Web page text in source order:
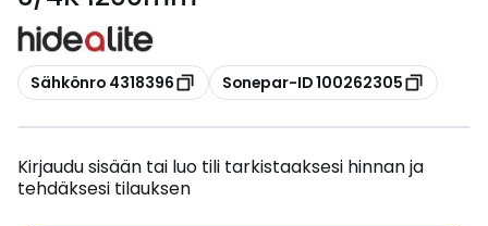
Kopioi
Sähkönro 4318396 Kopioi
Sonepar-ID 100262305
Kirjaudu sisään tai luo tili tarkistaaksesi hinnan ja
tehdäksesi tilauksen